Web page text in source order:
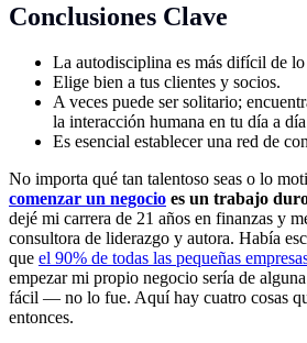
Conclusiones Clave
La autodisciplina es más difícil de lo
Elige bien a tus clientes y socios.
A veces puede ser solitario;
la interacción humana en tu día a
Es esencial establecer una red de
No importa qué tan talentoso seas o lo
comenzar un negocio es un trabajo
dejé mi carrera de 21 años en finanzas y
consultora de liderazgo y autora. Había
que el 90% de todas las pequeñas
empezar mi propio negocio sería de
fácil — no lo fue. Aquí hay cuatro cosas
entonces.